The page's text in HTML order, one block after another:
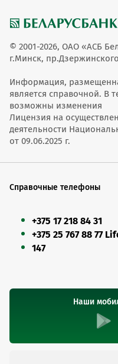
© 2001-2026, ОАО «АСБ
г.Минск,
Информация,
является справочной. В
возможны изменения
Лицензия на
деятельности
от 09.06.2025 г.
Справочные телефоны
+375 17 218 84 31
+375 25 767 88 77
147
Наши